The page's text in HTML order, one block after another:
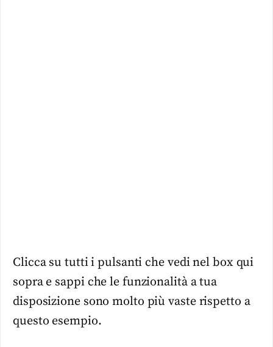
Clicca su tutti i pulsanti che vedi nel box qui
sopra e sappi che le funzionalità a tua
disposizione sono molto più vaste rispetto a
questo esempio.